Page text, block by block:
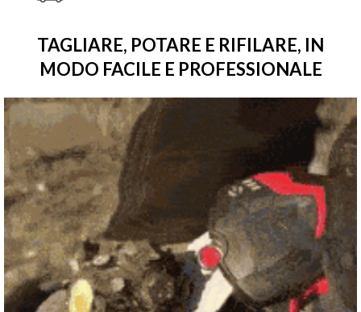
TAGLIARE, POTARE E RIFILARE, IN
MODO FACILE E PROFESSIONALE